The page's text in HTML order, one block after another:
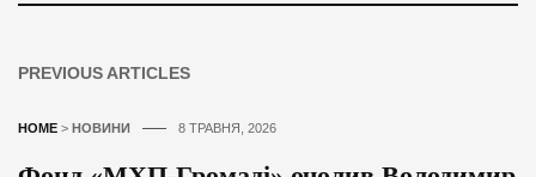
PREVIOUS ARTICLES
HOME > НОВИНИ 8 ТРАВНЯ, 2026